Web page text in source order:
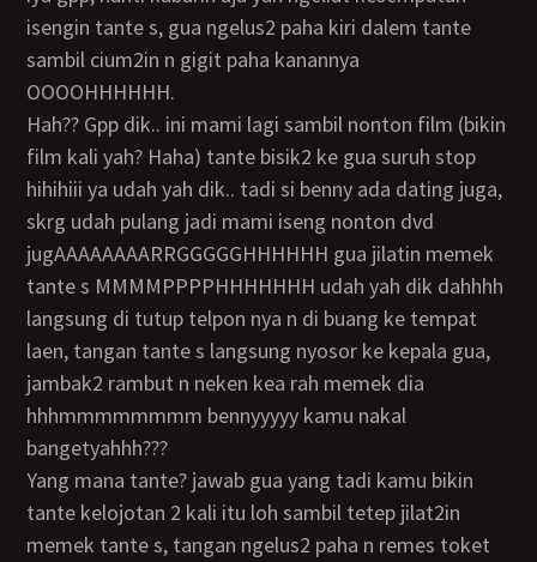
isengin tante s, gua ngelus2 paha kiri dalem tante
sambil cium2in n gigit paha kanannya
OOOOHHHHHH.
Hah?? Gpp dik.. ini mami lagi sambil nonton film (bikin
film kali yah? Haha) tante bisik2 ke gua suruh stop
hihihiii ya udah yah dik.. tadi si benny ada dating juga,
skrg udah pulang jadi mami iseng nonton dvd
jugAAAAAAAARRGGGGGHHHHHH gua jilatin memek
tante s MMMMPPPPHHHHHHH udah yah dik dahhhh
langsung di tutup telpon nya n di buang ke tempat
laen, tangan tante s langsung nyosor ke kepala gua,
jambak2 rambut n neken kea rah memek dia
hhhmmmmmmmm bennyyyyy kamu nakal
bangetyahhh???
yang mana tante? jawab gua yang tadi kamu bikin
tante kelojotan 2 kali itu loh sambil tetep jilat2in
memek tante s, tangan ngelus2 paha n remes toket